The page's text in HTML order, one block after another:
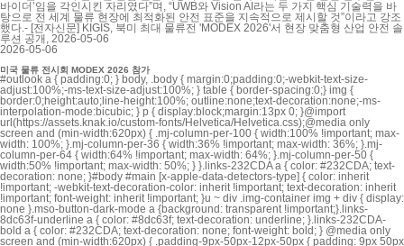
바이더’임을 각인시킨 자리였다”며, “UWB와 Vision AI라는 두 가지 핵심 기술력을 바
탕으로 전 세계 물류 현장에 최적화된 안전 표준을 지속적으로 제시할 것”이라고 강조
했다.- [전자신문] KIGIS, 북미 최대 물류전 'MODEX 2026'서 현장 맞춤형 산업 안전 솔
루션 공개, 2026-05-06
2026-05-06
미국 물류 전시회 MODEX 2026 참가
#outlook a { padding:0; } body, .body { margin:0;padding:0;-webkit-text-size-
adjust:100%;-ms-text-size-adjust:100%; } table { border-spacing:0;} img {
border:0;height:auto;line-height:100%; outline:none;text-decoration:none;-ms-
interpolation-mode:bicubic; } p { display:block;margin:13px 0; }@import
url(https://assets.knak.io/custom-fonts/Helvetica/Helvetica.css);@media only
screen and (min-width:620px) { .mj-column-per-100 { width:100% !important; max-
width: 100%; }.mj-column-per-36 { width:36% !important; max-width: 36%; }.mj-
column-per-64 { width:64% !important; max-width: 64%; }.mj-column-per-50 {
width:50% !important; max-width: 50%; } }.links-232CDA a { color: #232CDA; text-
decoration: none; }#body #main [x-apple-data-detectors-type] { color: inherit
!important; -webkit-text-decoration-color: inherit !important; text-decoration: inherit
!important; font-weight: inherit !important; }u ~ div .img-container img + div { display:
none }.mso-button-dark-mode a {background: transparent !important;}.links-
8dc63f-underline a { color: #8dc63f; text-decoration: underline; }.links-232CDA-
bold a { color: #232CDA; text-decoration: none; font-weight: bold; } @media only
screen and (min-width:620px) { .padding-9px-50px-12px-50px { padding: 9px 50px